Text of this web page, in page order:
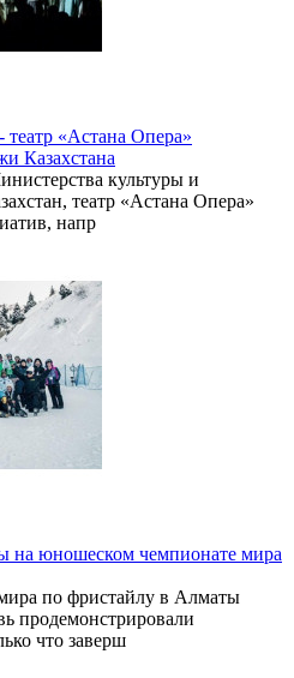
театр «Астана Опера»
Казахстана
культуры и
театр «Астана Опера»
напр
на юношеском чемпионате мира
по фристайлу в Алматы
продемонстрировали
что заверш